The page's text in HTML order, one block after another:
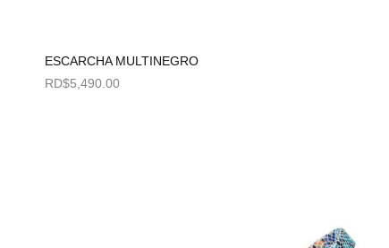
ESCARCHA MULTINEGRO
RD$5,490.00